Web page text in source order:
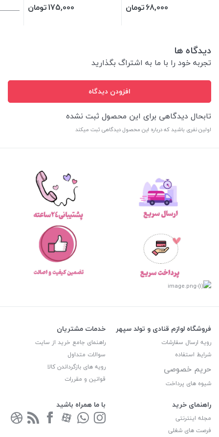
68,000تومان 175,000تومان
دیدگاه ها
تجربه خود را با ما به اشتراگ بگذارید
افزودن دیدگاه
تابحال دیدگاهی برای این محصول ثبت نشده
اولین نفری باشید که درباره این محصول دیدگاهی ثبت میکند
فروشگاه لوازم قنادی و تولد سپهر
رویه ارسال سفارشات
شرایط استفاده
حریم خصوصی
شیوه های پرداخت
خدمات مشتریان
راهنمای جامع خرید از سایت
سوالات متداول
رویه های بازگرداندن کالا
قوانین و مقررات
راهنمای خرید
مجله اینترنتی
فرصت های شغلی
با ما همراه باشید